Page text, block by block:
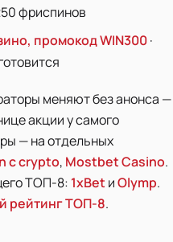
фриспинов
промокод WIN300·
меняют без анонса —
акции у самого
— на отдельных
с crypto, Mostbet Casino.
ТОП-8: 1xBet иOlymp.
рейтинг ТОП-8.